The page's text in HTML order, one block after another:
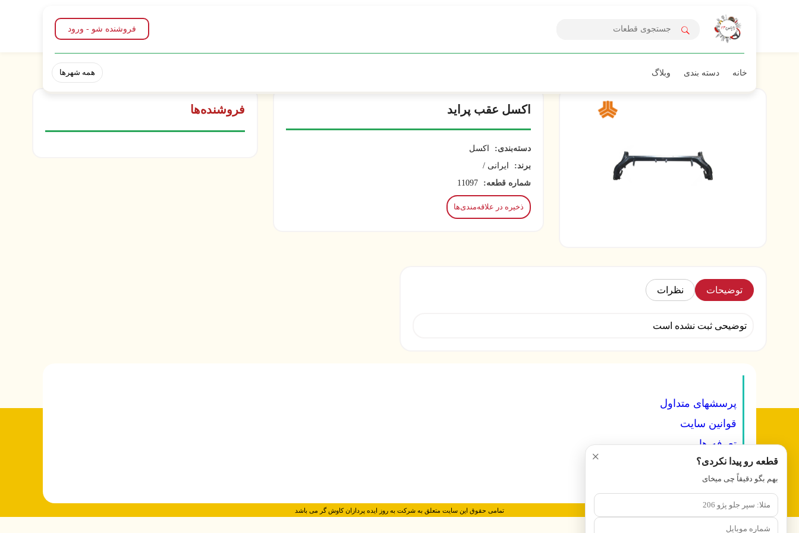
فروشنده شو - ورود
خانه دسته بندی وبلاگ همه شهرها
× قطعه رو پیدا نکردی؟
بهم بگو دقیقاً چی میخای
اکسل عقب پراید
دسته‌بندی:
اکسل
برند:
ایرانی /
شماره قطعه:
11097
ذخیره در علاقه‌مندی‌ها
فروشنده‌ها
توضیحات نظرات
توضیحی ثبت نشده است
پرسشهای متداول
قوانین سایت
تعرفه ها
درباره ما
تمامی حقوق این سایت متعلق به شرکت به روز ایده پردازان کاوش گر می باشد